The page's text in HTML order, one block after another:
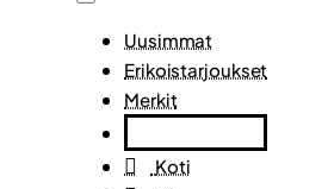
Uusimmat
Erikoistarjoukset
Merkit
Koti